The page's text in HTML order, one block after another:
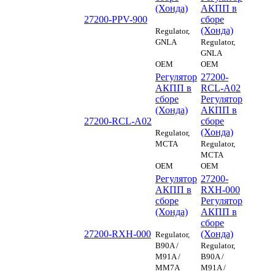
27200-PPV-900
(Хонда)
Regulator,
GNLA
OEM
АКПП в
сборе
(Хонда)
Regulator,
GNLA
OEM
27200-RCL-A02
Регулятор
АКПП в
сборе
(Хонда)
Regulator,
MCTA
OEM
27200-
RCL-A02
Регулятор
АКПП в
сборе
(Хонда)
Regulator,
MCTA
OEM
27200-RXH-000
Регулятор
АКПП в
сборе
(Хонда)
Regulator,
B90A /
M91A /
MM7A
27200-
RXH-000
Регулятор
АКПП в
сборе
(Хонда)
Regulator,
B90A /
M91A /